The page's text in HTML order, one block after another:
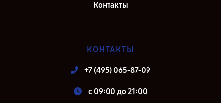
Контакты
КОНТАКТЫ
+7 (495) 065-87-09
c 09:00 до 21:00